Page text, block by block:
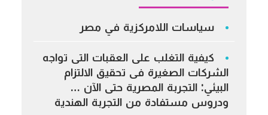
سياسات اللامركزية في مصر
كيفية التغلب على العقبات التى تواجه
الشركات الصغيرة فى تحقيق الالتزام
البيئي: التجربة المصرية حتى الآن …
ودروس مستفادة من التجربة الهندية